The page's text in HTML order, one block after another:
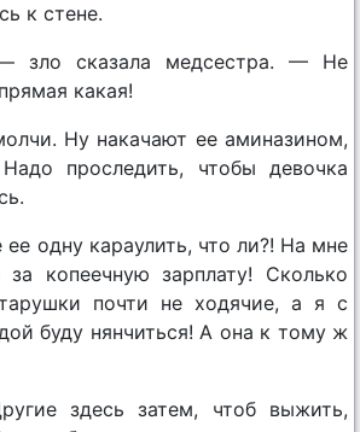
к стене.
зло сказала медсестра. — Не
какая!
Ну накачают ее аминазином,
проследить, чтобы девочка
одну караулить, что ли?! На мне
за копеечную зарплату! Сколько
почти не ходячие, а я с
буду нянчиться! А она к тому ж
здесь затем, чтоб выжить,